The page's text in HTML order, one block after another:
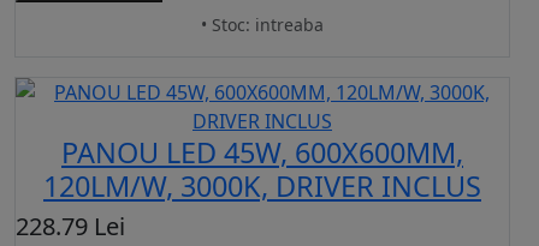
• Stoc: intreaba
PANOU LED 45W, 600X600MM,
120LM/W, 3000K, DRIVER INCLUS
228.79 Lei